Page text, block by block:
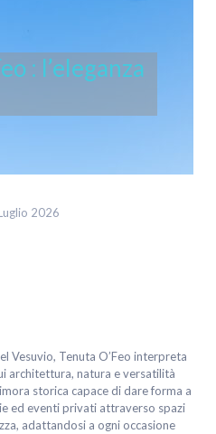
: l’eleganza
2026
Vesuvio, Tenuta O’Feo interpreta
architettura, natura e versatilità
storica capace di dare forma a
ed eventi privati attraverso spazi
adattandosi a ogni occasione